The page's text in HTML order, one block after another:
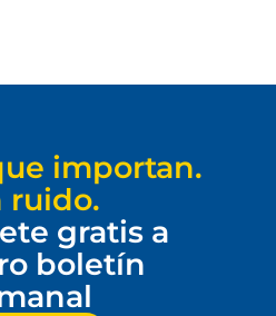
importan.
ruido.
gratis a
boletín